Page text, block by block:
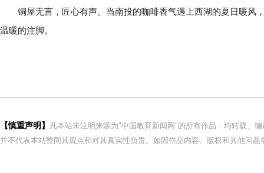
铜屋无言，匠心有声。当南投的咖啡香气遇上西湖的夏日暖风
温暖的注脚。
【慎重声明】
凡本站未注明来源为"中国教育新闻网"的所有作品，均转载、
并不代表本站赞同其观点和对其真实性负责。如因作品内容、版权和其他问